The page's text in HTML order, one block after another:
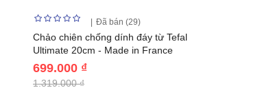
Đã bán (29)
Chảo chiên chống dính đáy từ Tefal
Ultimate 20cm - Made in France
699.000 ₫
1.319.000 ₫